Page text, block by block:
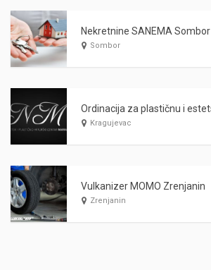
Nekretnine SANEMA Sombor
Sombor
Kragujevac
Vulkanizer MOMO Zrenjanin
Zrenjanin